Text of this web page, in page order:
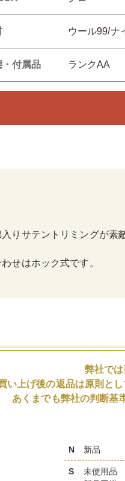
ウール99/ナ
・付属品 ランクAA
入りサテントリミングが素
せはホック式です。
弊社で
い上げ後の返品は原則と
あくまでも弊社の判断基
N 新品
S
未使用品